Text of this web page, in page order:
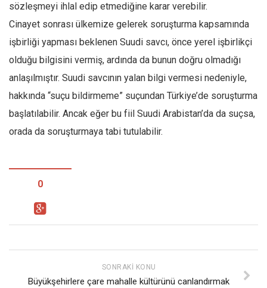
sözleşmeyi ihlal edip etmediğine karar verebilir.
Cinayet sonrası ülkemize gelerek soruşturma kapsamında
işbirliği yapması beklenen Suudi savcı, önce yerel işbirlikçi
olduğu bilgisini vermiş, ardında da bunun doğru olmadığı
anlaşılmıştır. Suudi savcının yalan bilgi vermesi nedeniyle,
hakkında “suçu bildirmeme” suçundan Türkiye’de soruşturma
başlatılabilir. Ancak eğer bu fiil Suudi Arabistan’da da suçsa,
orada da soruşturmaya tabi tutulabilir.
0
SONRAKI KONU
Büyükşehirlere çare mahalle kültürünü canlandırmak